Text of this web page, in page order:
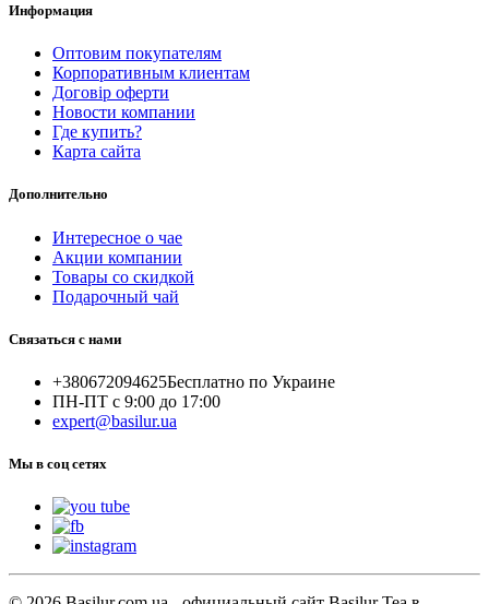
Информация
Оптовим покупателям
Корпоративным клиентам
Договір оферти
Новости компании
Где купить?
Карта сайта
Дополнительно
Интересное о чае
Акции компании
Товары со скидкой
Подарочный чай
Связаться с нами
+380672094625Бесплатно по Украине
ПН-ПТ с 9:00 до 17:00
expert@basilur.ua
Мы в соц сетях